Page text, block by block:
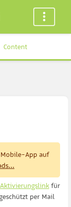
Content
Mobile-App auf
Aktivierungslink für
per Mail